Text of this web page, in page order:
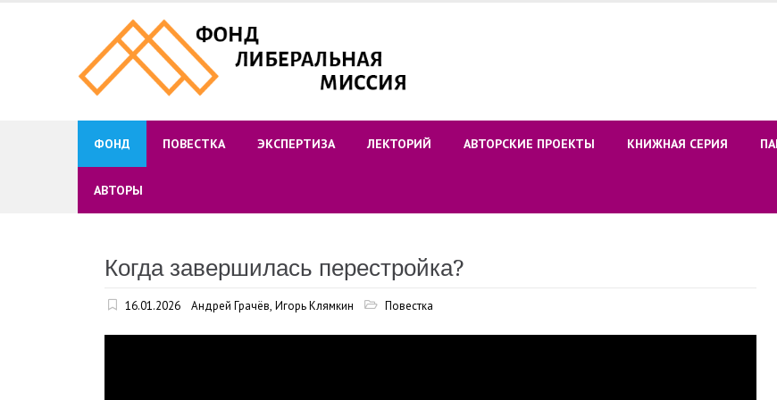
ФОНД ПОВЕСТКА ЭКСПЕРТИЗА ЛЕКТОРИЙ АВТОРСКИЕ ПРОЕКТЫ КНИЖНАЯ СЕРИЯ
АВТОРЫ
Когда завершилась перестройка?
16.01.2026 Андрей Грачёв, Игорь Клямкин Повестка